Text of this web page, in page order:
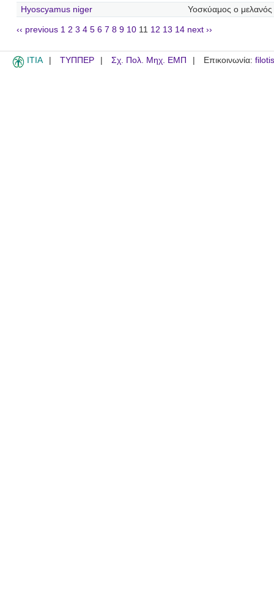
Hyoscyamus niger
Υοσκύαμος ο μελανός
‹‹ previous 1 2 3 4 5 6 7 8 9 10 11 12 13 14 next ››
ITIA ΤΥΠΠΕΡ Σχ. Πολ. Μηχ. ΕΜΠ Επικοινωνία: